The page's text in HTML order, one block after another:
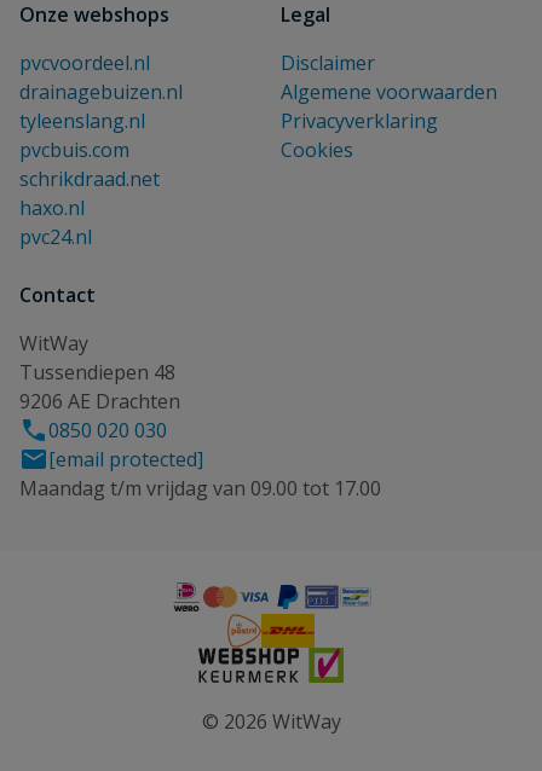
Onze webshops
pvcvoordeel.nl
drainagebuizen.nl
tyleenslang.nl
pvcbuis.com
schrikdraad.net
haxo.nl
pvc24.nl
Legal
Disclaimer
Algemene voorwaarden
Privacyverklaring
Cookies
Contact
WitWay
Tussendiepen 48
9206 AE Drachten
0850 020 030
[email protected]
Maandag t/m vrijdag van 09.00 tot 17.00
© 2026 WitWay